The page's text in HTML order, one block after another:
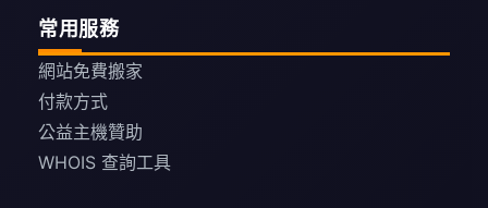
常用服務
網站免費搬家
付款方式
公益主機贊助
WHOIS 查詢工具